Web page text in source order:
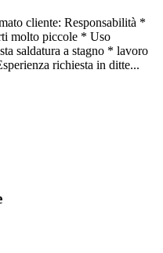
cliente: Responsabilità *
molto piccole * Uso
saldatura a stagno * lavoro
richiesta in ditte...